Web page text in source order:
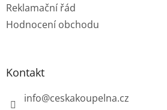
Reklamační řád
Hodnocení obchodu
Kontakt
info@ceskakoupelna.cz